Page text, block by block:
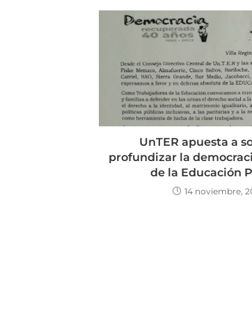
UnTER apuesta a
profundizar la
de la Educación
14 noviembre,